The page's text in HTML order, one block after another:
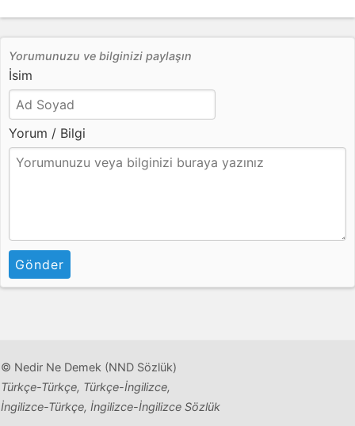
Yorumunuzu ve bilginizi paylaşın
İsim
Yorum / Bilgi
Gönder
© Nedir Ne Demek (NND Sözlük)
Türkçe-Türkçe, Türkçe-İngilizce,
İngilizce-Türkçe, İngilizce-İngilizce Sözlük